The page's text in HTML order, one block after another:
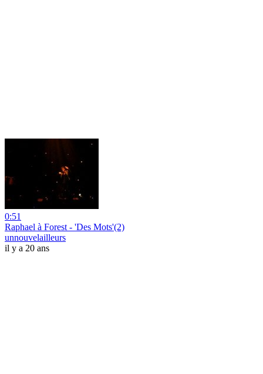
0:51
Raphael à Forest - 'Des Mots'(2)
unnouvelailleurs
il y a 20 ans